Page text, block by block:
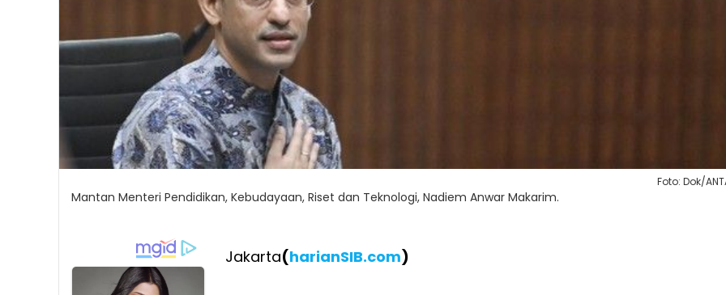
Foto: Dok/
Mantan Menteri Pendidikan, Kebudayaan, Riset dan Teknologi, Nadiem Anwar Makarim.
Jakarta(harianSIB.com)